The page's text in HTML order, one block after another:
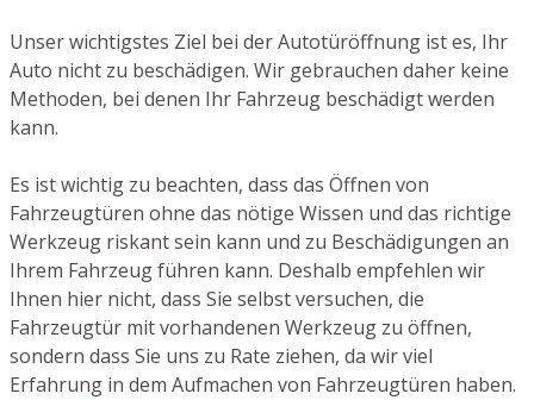
Unser wichtigstes Ziel bei der Autotüröffnung ist es, Ihr
Auto nicht zu beschädigen. Wir gebrauchen daher keine
Methoden, bei denen Ihr Fahrzeug beschädigt werden
kann.
Es ist wichtig zu beachten, dass das Öffnen von
Fahrzeugtüren ohne das nötige Wissen und das richtige
Werkzeug riskant sein kann und zu Beschädigungen an
Ihrem Fahrzeug führen kann. Deshalb empfehlen wir
Ihnen hier nicht, dass Sie selbst versuchen, die
Fahrzeugtür mit vorhandenen Werkzeug zu öffnen,
sondern dass Sie uns zu Rate ziehen, da wir viel
Erfahrung in dem Aufmachen von Fahrzeugtüren haben.